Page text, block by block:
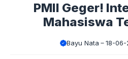
PMII Geger!
Mahasiswa
Bayu Nata 18-